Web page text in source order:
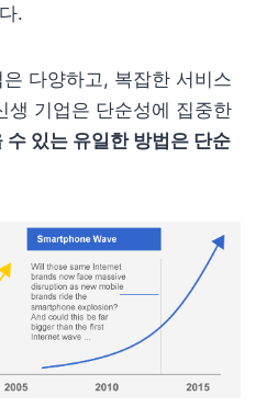
.
다양하고, 복잡한 서비스
생 기업은 단순성에 집중한
수 있는 유일한 방법은 단순